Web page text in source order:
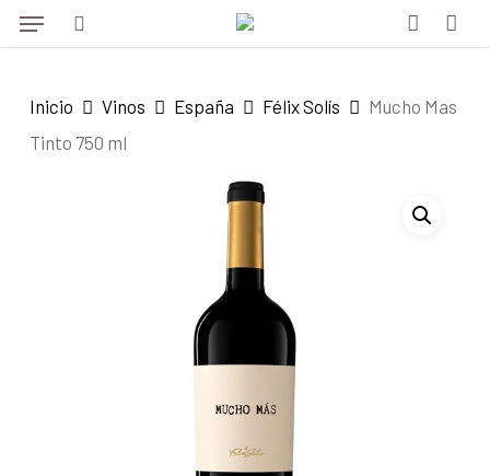
Skip
content
Menu
Inicio Vinos España Félix Solís
Mucho Mas
Tinto 750 ml
Menu